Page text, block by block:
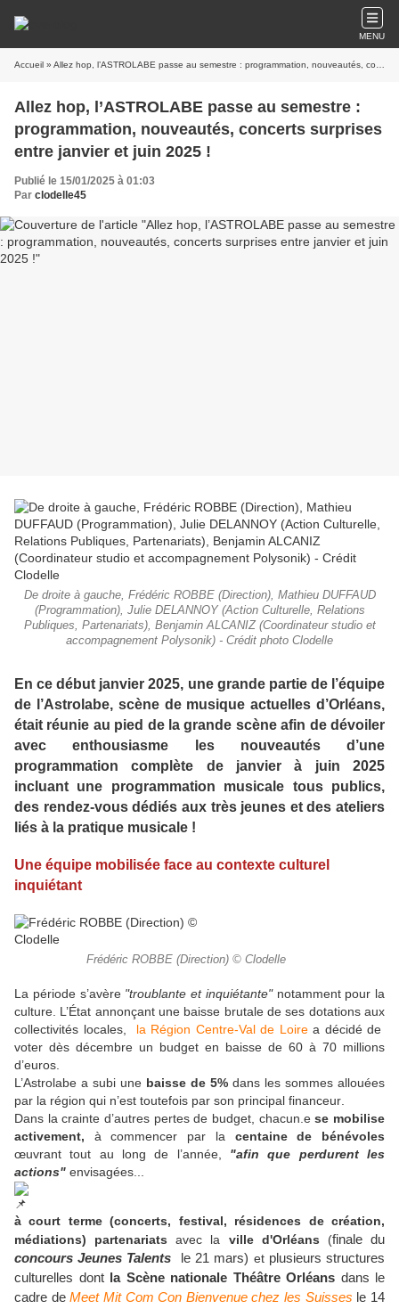
MENU
Accueil » Allez hop, l’ASTROLABE passe au semestre : programmation, nouveautés, concerts surprises entre janvier et juin 2025 !
Allez hop, l’ASTROLABE passe au semestre :
programmation, nouveautés, concerts surprises
entre janvier et juin 2025 !
Publié le 15/01/2025 à 01:03
Par clodelle45
De droite à gauche, Frédéric ROBBE (Direction), Mathieu DUFFAUD
(Programmation), Julie DELANNOY (Action Culturelle, Relations
Publiques, Partenariats), Benjamin ALCANIZ (Coordinateur studio et
accompagnement Polysonik) - Crédit photo Clodelle
En ce début janvier 2025, une grande partie de l’équipe
de l’Astrolabe, scène de musique actuelles d’Orléans,
était réunie au pied de la grande scène afin de dévoiler
avec enthousiasme les nouveautés d’une
programmation complète de janvier à juin 2025
incluant une programmation musicale tous publics,
des rendez-vous dédiés aux très jeunes et des ateliers
liés à la pratique musicale !
Une équipe mobilisée face au contexte culturel
inquiétant
Frédéric ROBBE (Direction) © Clodelle
La période s’avère "troublante et inquiétante"notamment pour la
culture. L’État annonçant une baisse brutale de ses dotations aux
collectivités locales, la Région Centre-Val de Loirea décidé de
voter dès décembre un budget en baisse de 60 à 70 millions
d’euros.
L’Astrolabe a subi une baisse de 5% dans les sommes allouées
par la région qui n’est toutefois par son principal financeur
Dans la crainte d’autres pertes de budget, chacun.ese mobilise
activement, à commencer par la centaine de bénévoles
œuvrant tout au long de l’année, "afin que perdurent les
actions" envisagées...
à court terme (concerts, festival, résidences de création,
médiations)
partenariats avec la ville d'Orléans (finale du
concours Jeunes Talents le 21 mars) et plusieurs structures
culturelles dont
la Scène nationale Théâtre Orléans dans le
cadre deMeet Mit Com Con Bienvenue chez les Suisses le 14